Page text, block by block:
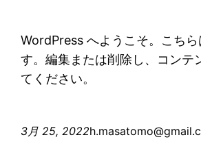
WordPress へようこそ。こち
す。編集または削除し、コンテ
てください。
3月 25, 2022